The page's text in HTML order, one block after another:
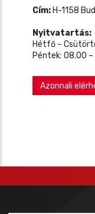
Cím: H-1158
Nyitvatartás:
Hétfő –
Péntek: 08.00 –
Azonnali